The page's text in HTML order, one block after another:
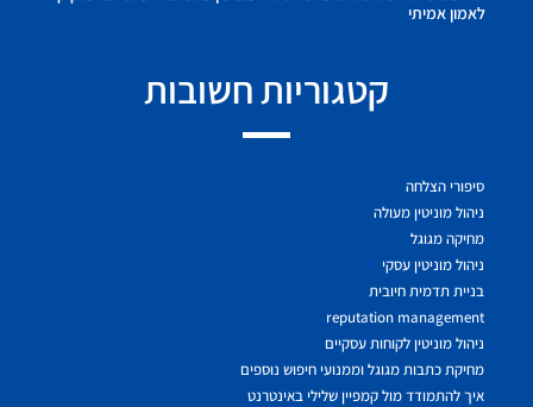
לאמון אמיתי
קטגוריות חשובות
סיפורי הצלחה
ניהול מוניטין מעולה
מחיקה מגוגל
ניהול מוניטין עסקי
בניית תדמית חיובית
reputation management
ניהול מוניטין לקוחות עסקיים
מחיקת כתבות מגוגל וממנועי חיפוש נוספים
איך להתמודד מול קמפיין שלילי באינטרנט